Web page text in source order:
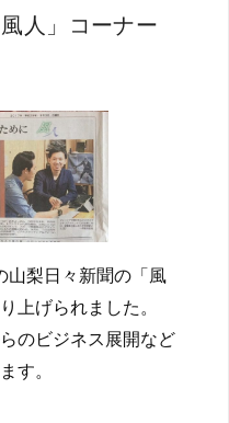
人」コーナー
山梨日々新聞の「風
上げられました。
のビジネス展開など
す。